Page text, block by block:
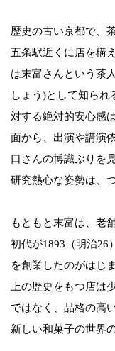
歴史の古い京都で、
五条駅近くに店を構
は末富さんという茶
しょう)として知られ
対する絶対的安心感
面から、出演や講演
口さんの博識ぶりを
研究熱心な姿勢は、
もともと末富は、老
初代が1893（明治26
を創業したのがはじ
上の歴史をもつ店は
ではなく、品格の高
新しい和菓子の世界